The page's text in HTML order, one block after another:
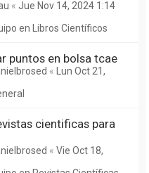
« Jue Nov 14, 2024 1:14
en Libros Científicos
puntos en bolsa tcae
« Lun Oct 21,
cientificas para
« Vie Oct 18,